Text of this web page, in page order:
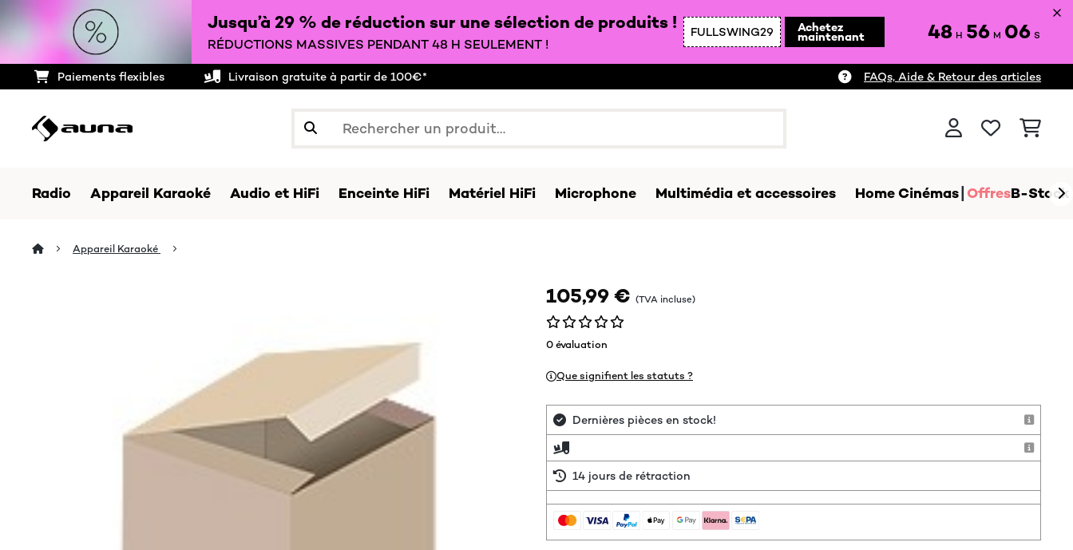
Jusqu’à 29 % de réduction sur une sélection de produits !
RÉDUCTIONS MASSIVES PENDANT 48 H SEULEMENT !
FULLSWING29 Achetez
maintenant 48 H 56 M 05 S
Paiements flexibles Livraison gratuite à partir de 100€* FAQs, Aide & Retour des articles
Radio Appareil Karaoké Audio et HiFi Enceinte HiFi Matériel HiFi Microphone Multimédia et accessoires Home Cinémas OffresB-Stock
Appareil Karaoké
105,99 € (TVA incluse)
0 évaluation
Que signifient les statuts ?
Dernières pièces en stock!
14 jours de rétraction